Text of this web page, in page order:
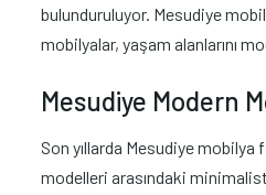
bulunduruluyor. Mesudiye
mobilyalar, yaşam alanlarını
Mesudiye Modern
Son yıllarda Mesudiye
modelleri arasındaki